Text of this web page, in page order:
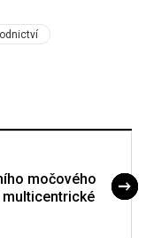
močového
multicentrické